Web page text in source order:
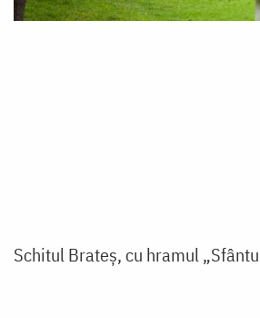
Schitul Brateș, cu hramul